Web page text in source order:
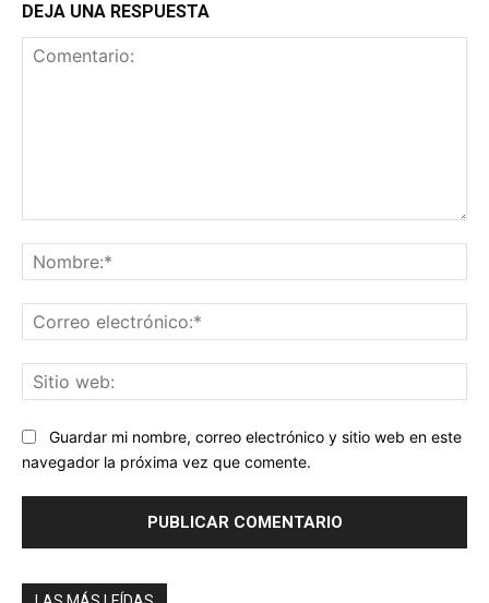
DEJA UNA RESPUESTA
Guardar mi nombre, correo electrónico y sitio web en este
navegador la próxima vez que comente.